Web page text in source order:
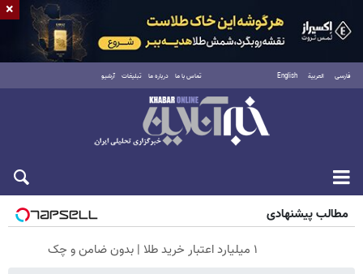
فارسی العربية English تماس با ما درباره ما تبلیغات آرشیو
پنجشنبه ۱۵ مرداد ۱۴۰۵
مطالب پیشنهادی
۱ میلیارد اعتبار خرید طلا | بدون ضامن و چک
×